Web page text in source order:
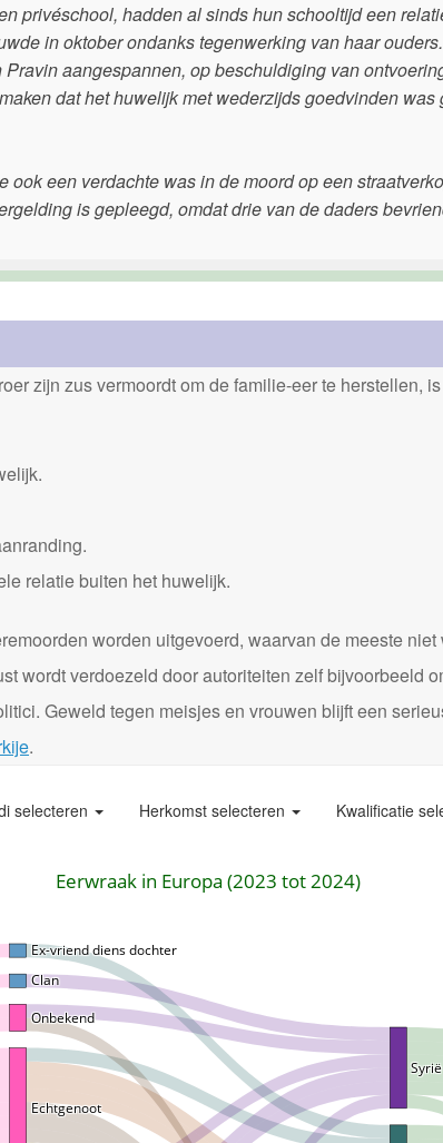
privéschool, hadden al sinds hun schooltijd een
in oktober ondanks tegenwerking van haar
aangespannen, op beschuldiging van
dat het huwelijk met wederzijds goedvinden was
een verdachte was in de moord op een
is gepleegd, omdat drie van de daders
zijn zus vermoordt om de familie-eer te herstellen,
relatie buiten het huwelijk.
worden uitgevoerd, waarvan de meeste niet
wordt verdoezeld door autoriteiten zelf bijvoorbeeld
Geweld tegen meisjes en vrouwen blijft een
.